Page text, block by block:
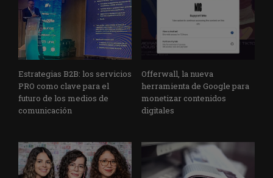
Estrategias B2B: los servicios
PRO como clave para el
futuro de los medios de
comunicación
Offerwall, la nueva
herramienta de Google para
monetizar contenidos
digitales